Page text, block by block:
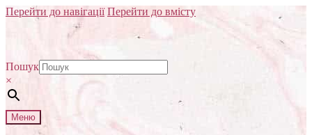
Перейти до навігації Перейти до вмісту
Пошук
×
Меню